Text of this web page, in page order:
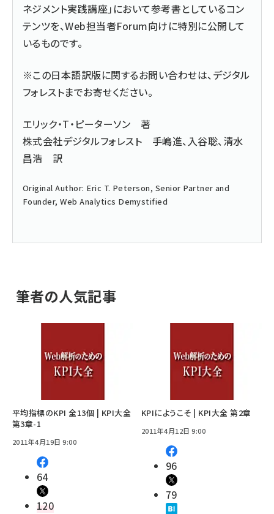
ネジメント実践講座」において参考書としているコン
テンツを、Web担当者Forum向けに特別に公開して
いるものです。
※この日本語訳版に関するお問い合わせは、 デジタル
フォレストまでお寄せください。
エリック・T・ピーターソン 著
株式会社デジタルフォレスト 手嶋進、入谷聡、清水
昌浩 訳
Original Author: Eric T. Peterson, Senior Partner and
Founder,Web Analytics Demystified
筆者の人気記事
平均指標のKPI 全13個 | KPI大全
第3章-1
2011年4月19日 9:00
64
120
KPIにようこそ | KPI大全 第2章
2011年4月12日 9:00
96
79